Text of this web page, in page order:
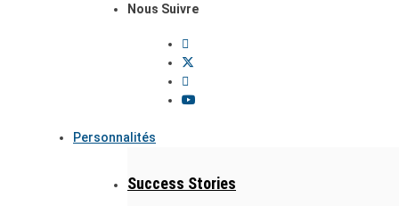
Nous Suivre
Personnalités
Success Stories